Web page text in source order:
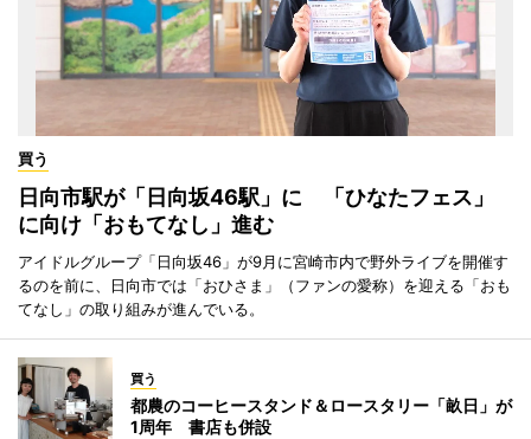
買う
日向市駅が「日向坂46駅」に 「ひなたフェス」
に向け「おもてなし」進む
アイドルグループ「日向坂46」が9月に宮崎市内で野外ライブを開催す
るのを前に、日向市では「おひさま」（ファンの愛称）を迎える「おも
てなし」の取り組みが進んでいる。
買う
都農のコーヒースタンド＆ロースタリー「畝日」が
1周年 書店も併設